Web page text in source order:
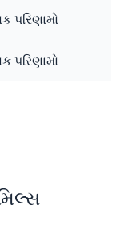
પરિણામો
પરિણામો